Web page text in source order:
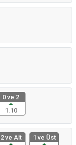
0 ve 2
1.10
2 ve Alt 1 ve Üst